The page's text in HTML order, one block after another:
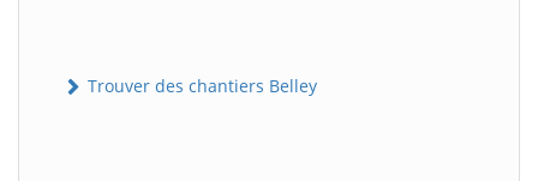
Trouver des chantiers Belley